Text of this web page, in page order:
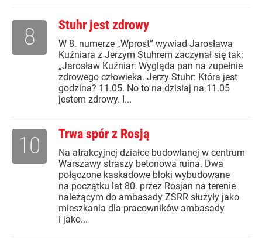
Stuhr jest zdrowy
W 8. numerze „Wprost” wywiad Jarosława
Kuźniara z Jerzym Stuhrem zaczynał się tak:
„Jarosław Kuźniar: Wygląda pan na zupełnie
zdrowego człowieka. Jerzy Stuhr: Która jest
godzina? 11.05. No to na dzisiaj na 11.05
jestem zdrowy. I...
8
Trwa spór z Rosją
Na atrakcyjnej działce budowlanej w centrum
Warszawy straszy betonowa ruina. Dwa
połączone kaskadowe bloki wybudowane
na początku lat 80. przez Rosjan na terenie
należącym do ambasady ZSRR służyły jako
mieszkania dla pracowników ambasady
i jako...
10